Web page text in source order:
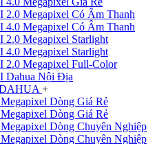
2.0 Megapixel Có Âm Thanh
4.0 Megapixel Có Âm Thanh
2.0 Megapixel Starlight
4.0 Megapixel Starlight
2.0 Megapixel Full-Color
Dahua Nội Địa
+
Dòng Giá Rẻ
Dòng Giá Rẻ
Dòng Chuyên Nghiệp
Dòng Chuyên Nghiệp